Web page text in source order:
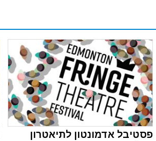
פסטיבל אדמונטון לתיאטרון